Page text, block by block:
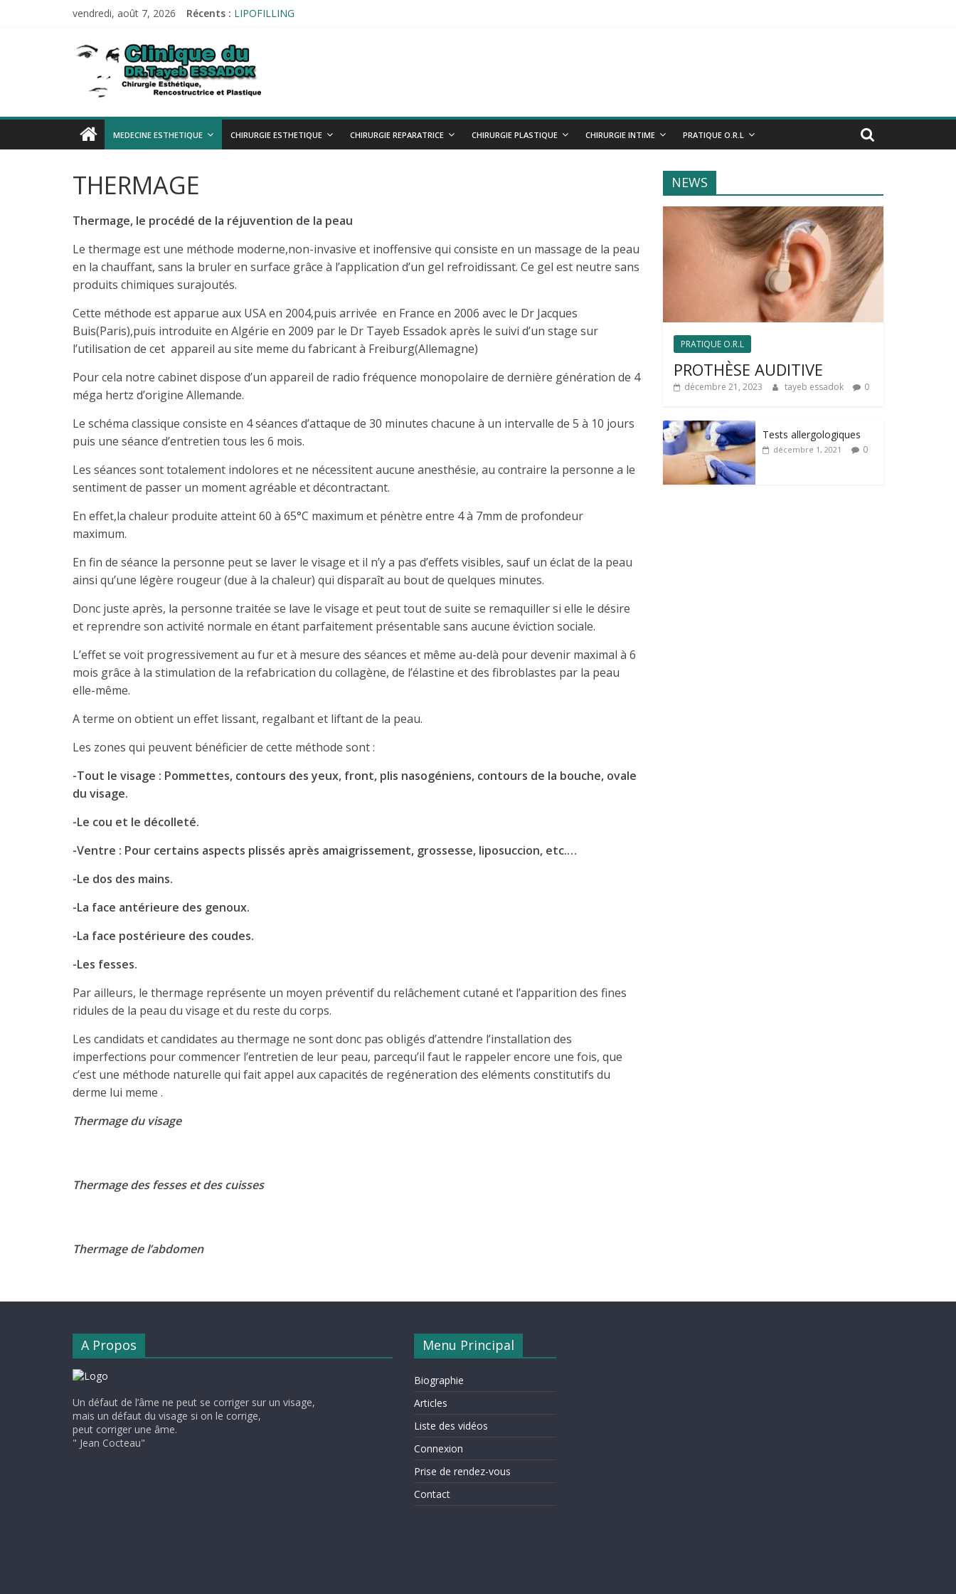
vendredi, août 7, 2026 Récents : LIPOFILLING
Tests allergologiques
Audiométrie
Impédancemétrie
Esthetique-
alger.com
Esthetique-
alger.com
MEDECINE ESTHETIQUE CHIRURGIE ESTHETIQUE CHIRURGIE REPARATRICE CHIRURGIE PLASTIQUE CHIRURGIE INTIME PRATIQUE O.R.L
THERMAGE
Thermage, le procédé de la réjuvention de la peau
Le thermage est une méthode moderne,non-invasive et inoffensive qui consiste en un massage de la peau
en la chauffant, sans la bruler en surface grâce à l’application d’un gel refroidissant. Ce gel est neutre sans
produits chimiques surajoutés.
Cette méthode est apparue aux USA en 2004,puis arrivée en France en 2006 avec le Dr Jacques
Buis(Paris),puis introduite en Algérie en 2009 par le Dr Tayeb Essadok après le suivi d’un stage sur
l’utilisation de cet appareil au site meme du fabricant à Freiburg(Allemagne)
Pour cela notre cabinet dispose d’un appareil de radio fréquence monopolaire de dernière génération de 4
méga hertz d’origine Allemande.
Le schéma classique consiste en 4 séances d’attaque de 30 minutes chacune à un intervalle de 5 à 10 jours
puis une séance d’entretien tous les 6 mois.
Les séances sont totalement indolores et ne nécessitent aucune anesthésie, au contraire la personne a le
sentiment de passer un moment agréable et décontractant.
En effet,la chaleur produite atteint 60 à 65°C maximum et pénètre entre 4 à 7mm de profondeur
maximum.
En fin de séance la personne peut se laver le visage et il n’y a pas d’effets visibles, sauf un éclat de la peau
ainsi qu’une légère rougeur (due à la chaleur) qui disparaît au bout de quelques minutes.
Donc juste après, la personne traitée se lave le visage et peut tout de suite se remaquiller si elle le désire
et reprendre son activité normale en étant parfaitement présentable sans aucune éviction sociale.
L’effet se voit progressivement au fur et à mesure des séances et même au-delà pour devenir maximal à 6
mois grâce à la stimulation de la refabrication du collagène, de l’élastine et des fibroblastes par la peau
elle-même.
A terme on obtient un effet lissant, regalbant et liftant de la peau.
Les zones qui peuvent bénéficier de cette méthode sont :
-Tout le visage : Pommettes, contours des yeux, front, plis nasogéniens, contours de la bouche, ovale
du visage.
-Le cou et le décolleté.
-Ventre : Pour certains aspects plissés après amaigrissement, grossesse, liposuccion, etc.…
-Le dos des mains.
-La face antérieure des genoux.
-La face postérieure des coudes.
-Les fesses.
Par ailleurs, le thermage représente un moyen préventif du relâchement cutané et l’apparition des fines
ridules de la peau du visage et du reste du corps.
Les candidats et candidates au thermage ne sont donc pas obligés d’attendre l’installation des
imperfections pour commencer l’entretien de leur peau, parcequ’il faut le rappeler encore une fois, que
c’est une méthode naturelle qui fait appel aux capacités de regéneration des eléments constitutifs du
derme lui meme .
Thermage du visage
Thermage des fesses et des cuisses
Thermage de l’abdomen
NEWS
PRATIQUE O.R.L
PROTHÈSE AUDITIVE
décembre 21, 2023 tayeb essadok 0
Tests allergologiques
décembre 1, 2021 0
A Propos
Un défaut de l’âme ne peut se corriger sur un visage,
mais un défaut du visage si on le corrige,
peut corriger une âme.
" Jean Cocteau"
Menu Principal
Biographie
Articles
Liste des vidéos
Connexion
Prise de rendez-vous
Contact